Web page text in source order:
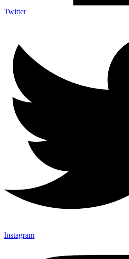
Twitter
Instagram